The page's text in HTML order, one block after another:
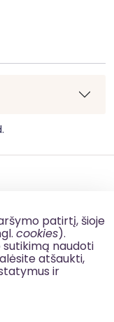
patirtį, šioje
cookies).
naudoti
atšaukti,
ir